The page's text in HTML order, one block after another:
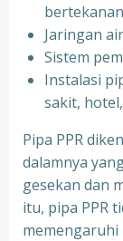
bertekanan
⁠Jaringan
⁠Sistem
⁠Instalasi
sakit,
Pipa PPR
dalamnya
gesekan dan
itu, pipa PPR
memengaruhi